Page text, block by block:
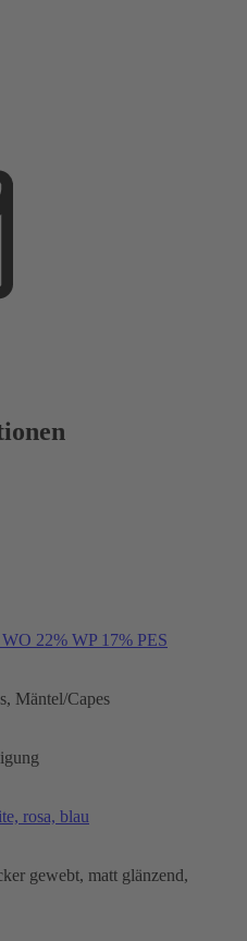
22% WP 17% PES
Mäntel/Capes
rosa, blau
gewebt, matt glänzend,